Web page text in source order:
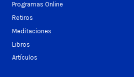
Programas Online
Retiros
Meditaciones
Libros
Artículos